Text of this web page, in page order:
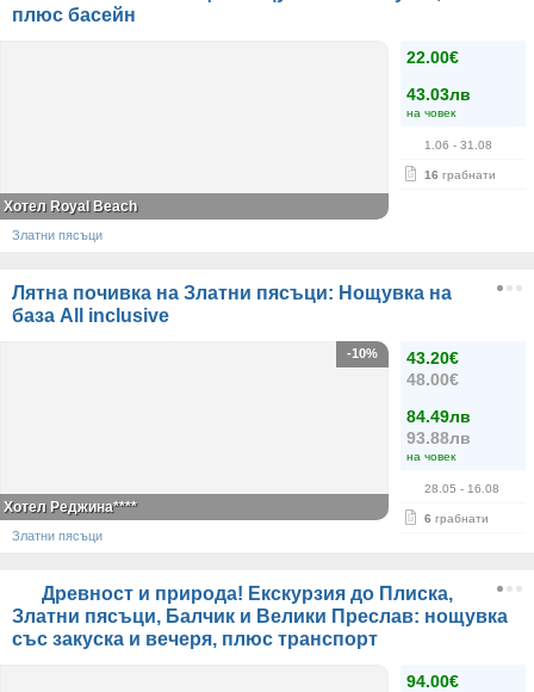
плюс басейн
22.00€
43.03лв
на човек
1.06 - 31.08
16 грабнати
Хотел Royal Beach
Златни пясъци
Лятна почивка на Златни пясъци: Нощувка на
база All inclusive
43.20€
48.00€
84.49лв
93.88лв
на човек
28.05 - 16.08
6 грабнати
-10%
Хотел Реджина****
Златни пясъци
Древност и природа! Екскурзия до Плиска,
Златни пясъци, Балчик и Велики Преслав: нощувка
със закуска и вечеря, плюс транспорт
94.00€